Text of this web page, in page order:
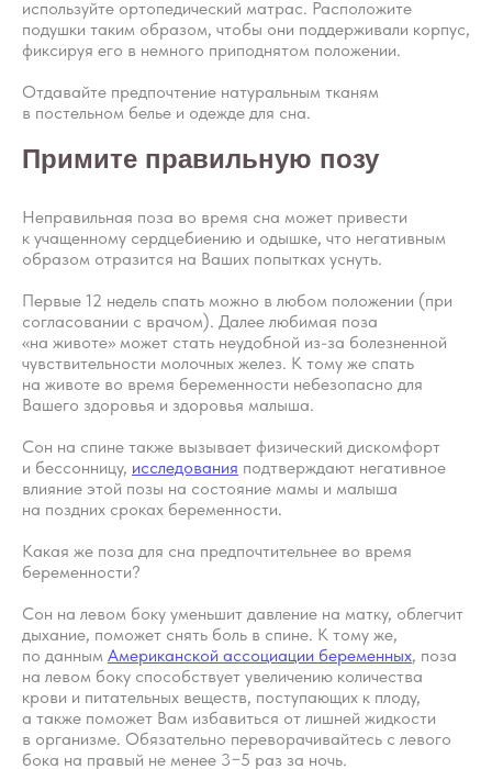
используйте ортопедический матрас. Расположите
подушки таким образом, чтобы они поддерживали корпус,
фиксируя его в немного приподнятом положении.
Отдавайте предпочтение натуральным тканям
в постельном белье и одежде для сна.
Примите правильную позу
Неправильная поза во время сна может привести
к учащенному сердцебиению и одышке, что негативным
образом отразится на Ваших попытках уснуть.
Первые 12 недель спать можно в любом положении (при
согласовании с врачом). Далее любимая поза
«на животе» может стать неудобной из-за болезненной
чувствительности молочных желез. К тому же спать
на животе во время беременности небезопасно для
Вашего здоровья и здоровья малыша.
Сон на спине также вызывает физический дискомфорт
и бессонницу, исследования подтверждают негативное
влияние этой позы на состояние мамы и малыша
на поздних сроках беременности.
Какая же поза для сна предпочтительнее во время
беременности?
Сон на левом боку уменьшит давление на матку, облегчит
дыхание, поможет снять боль в спине. К тому же,
по данным Американской ассоциации беременных, поза
на левом боку способствует увеличению количества
крови и питательных веществ, поступающих к плоду,
а также поможет Вам избавиться от лишней жидкости
в организме. Обязательно переворачивайтесь с левого
бока на правый не менее 3−5 раз за ночь.